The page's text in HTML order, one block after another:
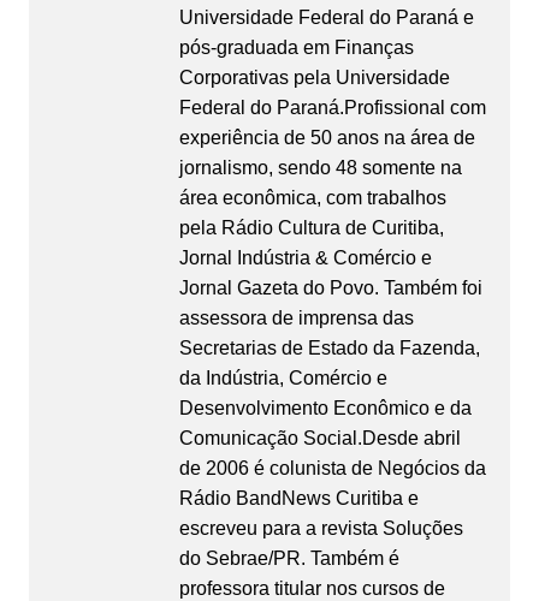
Universidade Federal do Paraná e
pós-graduada em Finanças
Corporativas pela Universidade
Federal do Paraná.Profissional com
experiência de 50 anos na área de
jornalismo, sendo 48 somente na
área econômica, com trabalhos
pela Rádio Cultura de Curitiba,
Jornal Indústria & Comércio e
Jornal Gazeta do Povo. Também foi
assessora de imprensa das
Secretarias de Estado da Fazenda,
da Indústria, Comércio e
Desenvolvimento Econômico e da
Comunicação Social.Desde abril
de 2006 é colunista de Negócios da
Rádio BandNews Curitiba e
escreveu para a revista Soluções
do Sebrae/PR. Também é
professora titular nos cursos de